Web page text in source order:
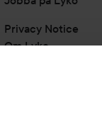
Privacy Notice
Om Lyko